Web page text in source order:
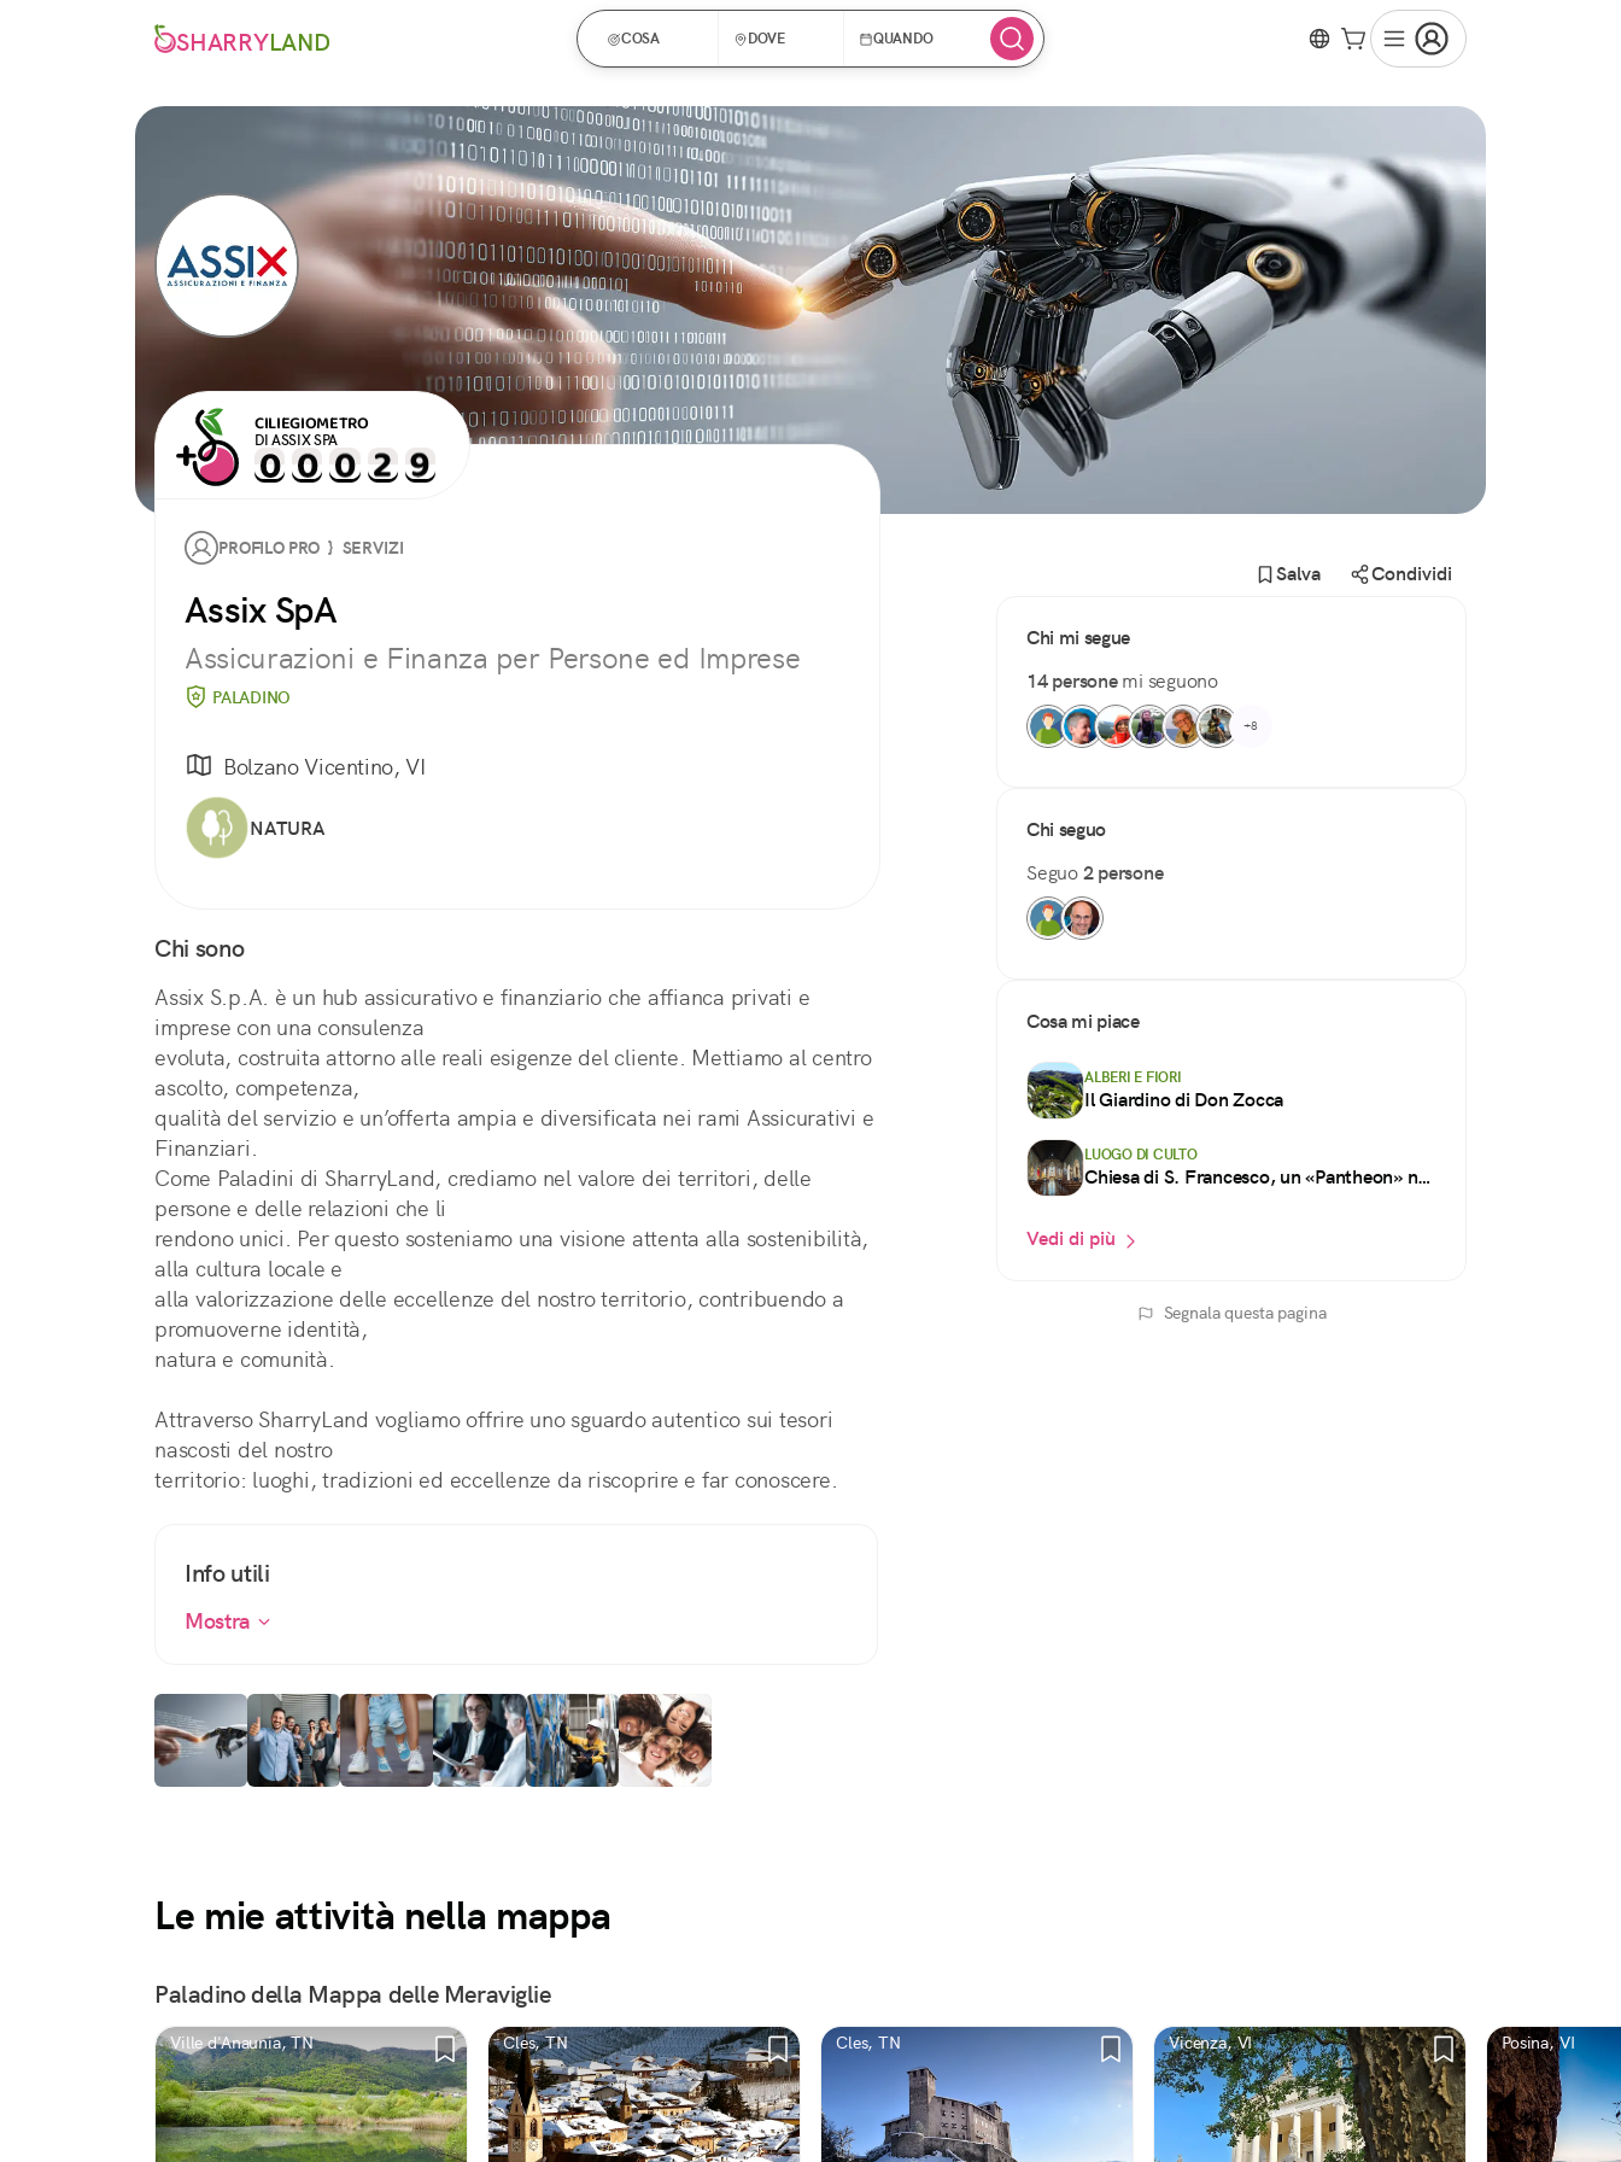
SHARRYLAND COSA DOVE QUANDO
CILIEGIOMETRO
DI ASSIX SPA
PROFILO PRO } SERVIZI
Assix SpA
Assicurazioni e Finanza per Persone ed Imprese
PALADINO
Bolzano Vicentino, VI
NATURA
Chi sono
Assix S.p.A. è un hub assicurativo e finanziario che affianca privati e
imprese con una consulenza
evoluta, costruita attorno alle reali esigenze del cliente. Mettiamo al centro
ascolto, competenza,
qualità del servizio e un’offerta ampia e diversificata nei rami Assicurativi e
Finanziari.
Come Paladini di SharryLand, crediamo nel valore dei territori, delle
persone e delle relazioni che li
rendono unici. Per questo sosteniamo una visione attenta alla sostenibilità,
alla cultura locale e
alla valorizzazione delle eccellenze del nostro territorio, contribuendo a
promuoverne identità,
natura e comunità.
Attraverso SharryLand vogliamo offrire uno sguardo autentico sui tesori
nascosti del nostro
territorio: luoghi, tradizioni ed eccellenze da riscoprire e far conoscere.
Info utili
Mostra
Salva Condividi
Chi mi segue
14 personemi seguono
+8
Chi seguo
Seguo2 persone
Cosa mi piace
ALBERI E FIORI
Il Giardino di Don Zocca
LUOGO DI CULTO
Chiesa di S. Francesco, un «Pantheon» nel
Vedi di più
Segnala questa pagina
Le mie attività nella mappa
Paladino della Mappa delle Meraviglie
Ville d'Anaunia, TN Cles, TN Cles, TN Vicenza, VI Posina, VI